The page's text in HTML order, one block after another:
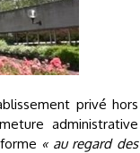
privé hors
administrative
« au regard des